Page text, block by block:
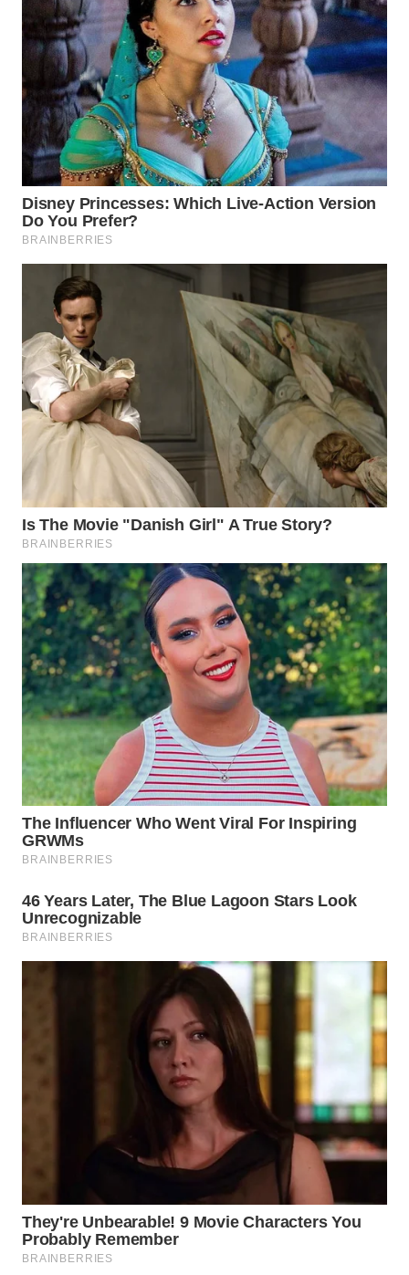
WN
LANGKAT
WN
TAPANULI
SELATAN
WN
TANJUNG
LESUNG
WN
SIMALUNGUN
WN
LABUHANBATU
TAPANULI
WN DELI
SERDANG
WN
TEBING
TINGGI
WN
PAKPAK
WN
KARAWANG
WN
BEKASI
WN
BOGOR
WN
TAPANULI
PADANG
LAWAS